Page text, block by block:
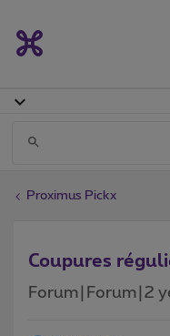
Proximus Pickx
Coupures
Forum|Forum|2